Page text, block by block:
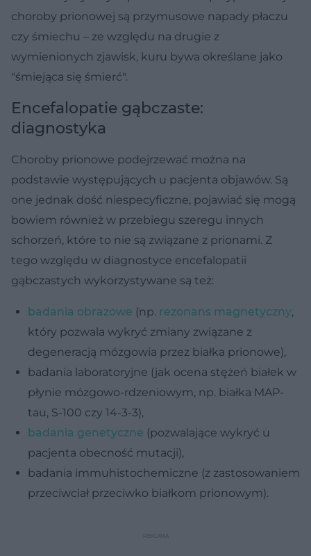
choroby prionowej są przymusowe napady płaczu
czy śmiechu – ze względu na drugie z
wymienionych zjawisk, kuru bywa określane jako
"śmiejąca się śmierć".
Encefalopatie gąbczaste:
diagnostyka
Choroby prionowe podejrzewać można na
podstawie występujących u pacjenta objawów. Są
one jednak dość niespecyficzne, pojawiać się mogą
bowiem również w przebiegu szeregu innych
schorzeń, które to nie są związane z prionami. Z
tego względu w diagnostyce encefalopatii
gąbczastych wykorzystywane są też:
badania obrazowe (np. rezonans magnetyczny,
który pozwala wykryć zmiany związane z
degeneracją mózgowia przez białka prionowe),
badania laboratoryjne (jak ocena stężeń białek w
płynie mózgowo-rdzeniowym, np. białka MAP-
tau, S-100 czy 14-3-3),
badania genetyczne (pozwalające wykryć u
pacjenta obecność mutacji),
badania immuhistochemiczne (z zastosowaniem
przeciwciał przeciwko białkom prionowym).